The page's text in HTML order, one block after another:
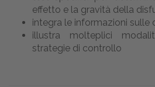
effetto e la gravità della
integra le informazioni sulle
illustra molteplici
strategie di controllo